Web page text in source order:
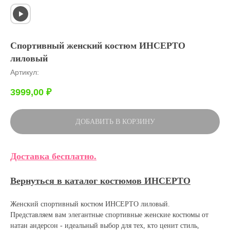
Спортивный женский костюм ИНСЕРТО
лиловый
Артикул:
3999,00 ₽
ДОБАВИТЬ В КОРЗИНУ
Доставка бесплатно.
Вернуться в каталог костюмов ИНСЕРТО
Женский спортивный костюм ИНСЕРТО лиловый.
Представляем вам элегантные спортивные женские костюмы от
натан андерсон - идеальный выбор для тех, кто ценит стиль,